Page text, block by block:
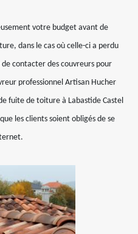
votre budget avant de
dans le cas où celle-ci a perdu
contacter des couvreurs pour
professionnel Artisan Hucher
fuite de toiture à Labastide Castel
les clients soient obligés de se